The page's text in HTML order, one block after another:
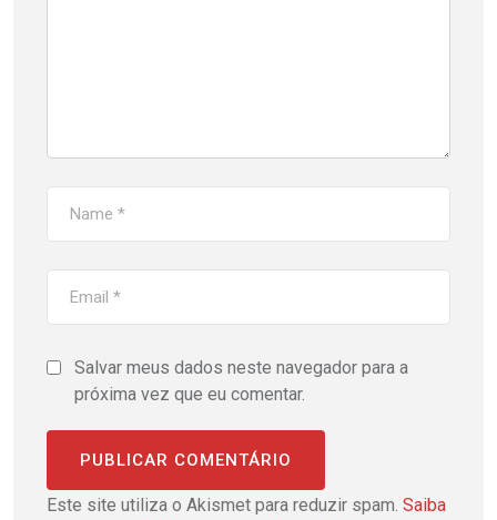
Salvar meus dados neste navegador para a
próxima vez que eu comentar.
Este site utiliza o Akismet para reduzir spam. Saiba